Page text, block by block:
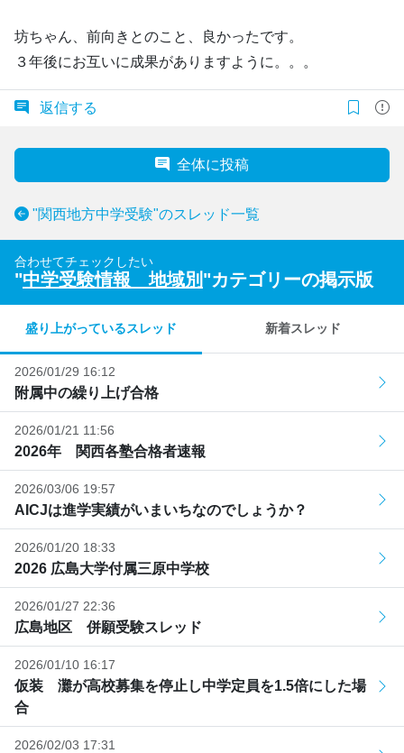
坊ちゃん、前向きとのこと、良かったです。
３年後にお互いに成果がありますように。。。
返信する
全体に投稿
"関西地方中学受験"のスレッド一覧
合わせてチェックしたい
"中学受験情報 地域別 "カテゴリーの掲示版
盛り上がっているスレッド 新着スレッド
2026/01/29 16:12
附属中の繰り上げ合格
2026/01/21 11:56
2026年 関西各塾合格者速報
2026/03/06 19:57
AICJは進学実績がいまいちなのでしょうか？
2026/01/20 18:33
2026 広島大学付属三原中学校
2026/01/27 22:36
広島地区 併願受験スレッド
2026/01/10 16:17
仮装 灘が高校募集を停止し中学定員を1.5倍にした場
合
2026/02/03 17:31